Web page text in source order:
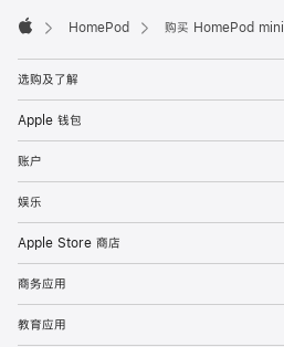
HomePod 购买 HomePod mini
选购及了解
Apple 钱包
账户
娱乐
Apple Store 商店
商务应用
教育应用